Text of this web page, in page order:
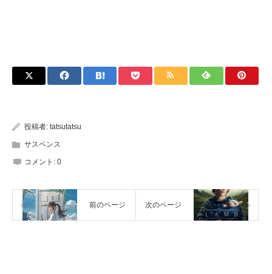
投稿者: tatsutatsu
サスペンス
コメント: 0
前のページ 次のページ